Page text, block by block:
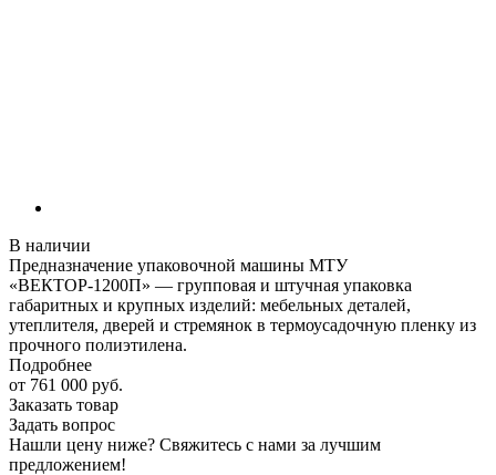
В наличии
Предназначение упаковочной машины МТУ
«ВЕКТОР-1200П» — групповая и штучная упаковка
габаритных и крупных изделий: мебельных деталей,
утеплителя, дверей и стремянок в термоусадочную пленку из
прочного полиэтилена.
Подробнее
от 761 000 руб.
Заказать товар
Задать вопрос
Нашли цену ниже? Свяжитесь с нами за лучшим
предложением!